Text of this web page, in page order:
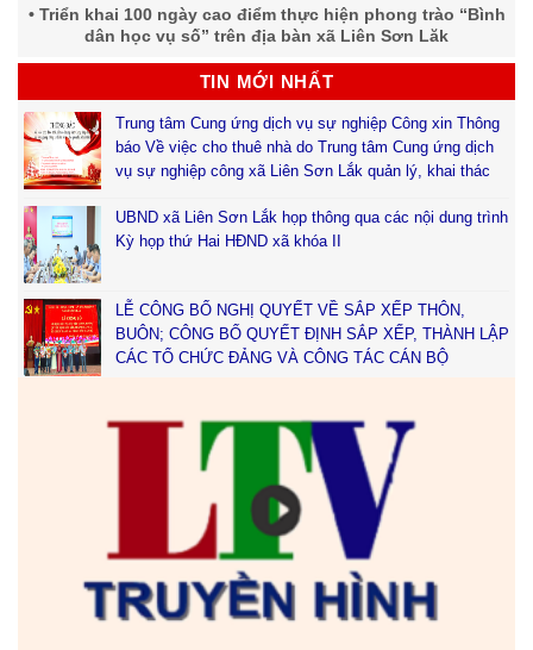
Triển khai 100 ngày cao điểm thực hiện phong trào “Bình
dân học vụ số” trên địa bàn xã Liên Sơn Lăk
TIN MỚI NHẤT
Trung tâm Cung ứng dịch vụ sự nghiệp Công xin Thông
báo Về việc cho thuê nhà do Trung tâm Cung ứng dịch
vụ sự nghiệp công xã Liên Sơn Lắk quản lý, khai thác
UBND xã Liên Sơn Lắk họp thông qua các nội dung trình
Kỳ họp thứ Hai HĐND xã khóa II
LỄ CÔNG BỐ NGHỊ QUYẾT VỀ SẮP XẾP THÔN,
BUÔN; CÔNG BỐ QUYẾT ĐỊNH SẮP XẾP, THÀNH LẬP
CÁC TỔ CHỨC ĐẢNG VÀ CÔNG TÁC CÁN BỘ